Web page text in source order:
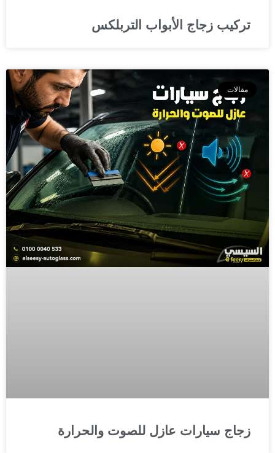
تركيب زجاج الأبواب التربلكس
مقالات
زجاج سيارات عازل للصوت والحرارة